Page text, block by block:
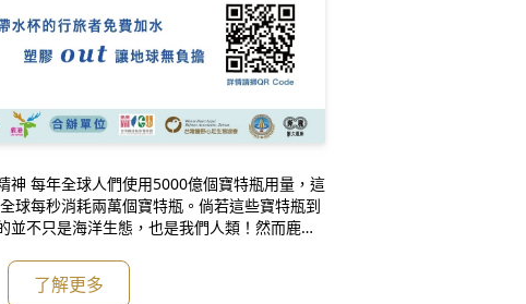
量，這
球每秒消耗兩萬個寶特瓶。倘若這些寶特瓶到
並不只是海洋生態，也是我們人類！然而鹿港
人潮是非常可觀，而帶來的寶特瓶量也是非
飲水機，希望民眾來到了這古色古香的地方，
杯～來到我們的加水站加水～減
了解更多